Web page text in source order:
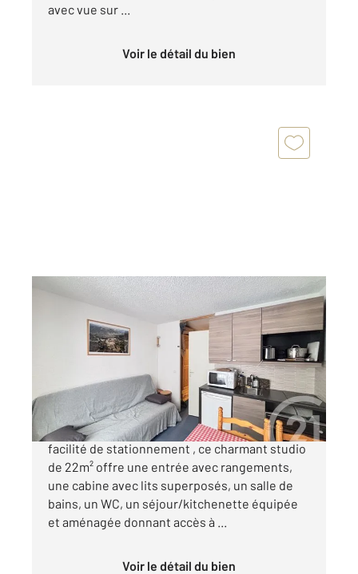
avec vue sur ...
Voir le détail du bien
Ref : 1271
Appartement Studio Cabine à vendre
89 000 €
Dans une résidence calme de Risoul avec
facilité de stationnement , ce charmant studio
de 22m² offre une entrée avec rangements,
une cabine avec lits superposés, un salle de
bains, un WC, un séjour/kitchenette équipée
et aménagée donnant accès à ...
Voir le détail du bien